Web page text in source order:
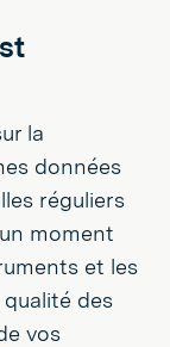
la
données
réguliers
moment
et les
des
vos